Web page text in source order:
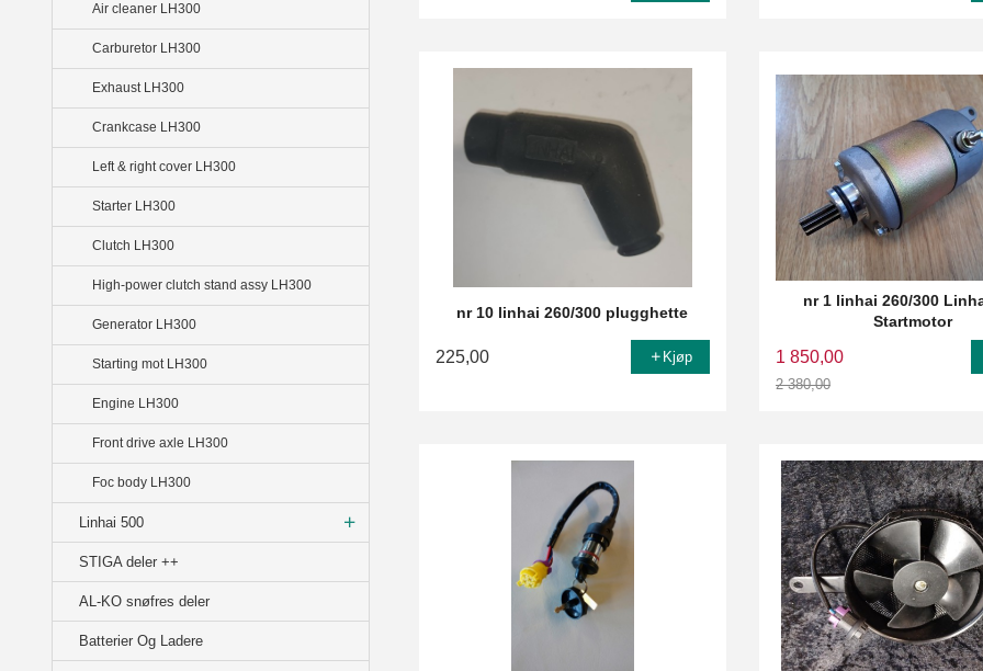
Air cleaner LH300
Carburetor LH300
Exhaust LH300
Crankcase LH300
Left & right cover LH300
Starter LH300
Clutch LH300
High-power clutch stand assy LH300
Generator LH300
Starting mot LH300
Engine LH300
Front drive axle LH300
Foc body LH300
Linhai 500
STIGA deler ++
AL-KO snøfres deler
Batterier Og Ladere
nr 10 linhai 260/300 plugghette
225,00 Kjøp
nr 1 linhai 260/300
Startmotor
1 850,00
2 380,00